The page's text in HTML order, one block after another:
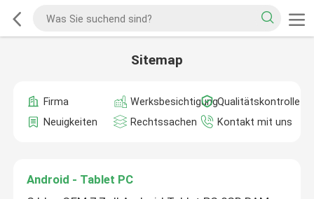
Sitemap
Firma WerksbesichtigungQualitätskontrolle
Neuigkeiten
Rechtssachen Kontakt mit uns
Android - Tablet PC